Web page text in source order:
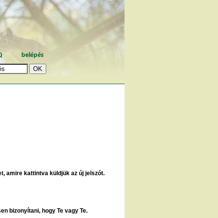
belépés
amire kattintva küldjük az új jelszót.
bizonyítani, hogy Te vagy Te.